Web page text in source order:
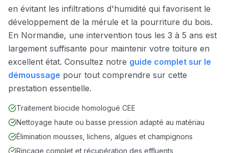
en évitant les infiltrations d'humidité qui favorisent le
développement de la mérule et la pourriture du bois.
En Normandie, une intervention tous les 3 à 5 ans est
largement suffisante pour maintenir votre toiture en
excellent état. Consultez notre guide complet sur le
démoussage pour tout comprendre sur cette
prestation essentielle.
Traitement biocide homologué CEE
Nettoyage haute ou basse pression adapté au matériau
Élimination mousses, lichens, algues et champignons
Rinçage complet et récupération des effluents